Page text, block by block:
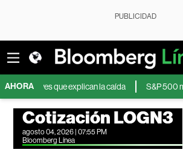
PUBLICIDAD
AHORAque explican la caída S&P 500 marca
Cotización LOGN3
agosto 04, 2026 | 07:55 PM
Bloomberg Línea